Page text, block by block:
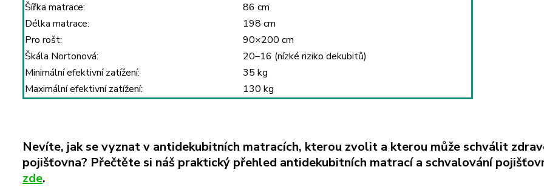
Šířka matrace:
86 cm
Délka matrace:
198 cm
Pro rošt:
90×200 cm
Škála Nortonová:
20–16 (nízké riziko dekubitů)
Minimální efektivní zatížení:
35 kg
Maximální efektivní zatížení:
130 kg
Nevíte, jak se vyznat v antidekubitních matracích, kterou zvolit a kterou může schválit
pojišťovna? Přečtěte si náš praktický přehled antidekubitních matrací a schvalování
zde.